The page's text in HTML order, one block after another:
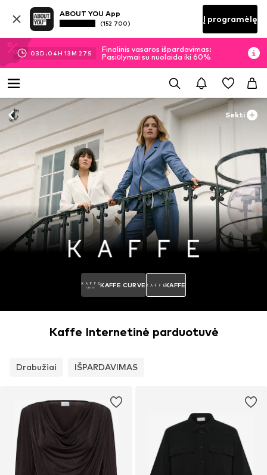
ABOUT YOU App
(152 700) Į programėlę
03D.04H 13M 25 S
Finalinis vasaros išpardavimas:
Pasiūlymai su nuolaida iki 60%
Sekti
KAFFE CURVE KAFFE
Kaffe Internetinė parduotuvė
Drabužiai IŠPARDAVIMAS